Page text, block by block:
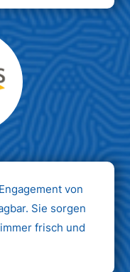
von
Sie sorgen
frisch und